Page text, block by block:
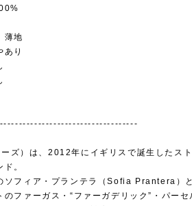
薄地
あり
ズ）は、2012年にイギリスで誕生したス
。
ソフィア・プランテラ（Sofia Prantera）
のファーガス・“ファーガデリック”・パー